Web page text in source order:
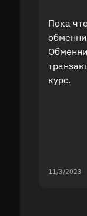
Пока
курс.
11/3/2023